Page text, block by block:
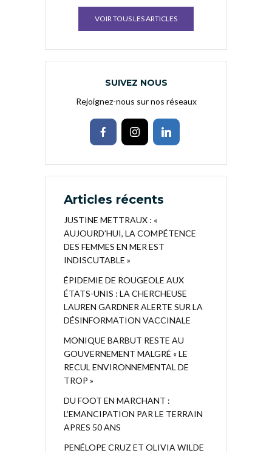
VOIR TOUS LES ARTICLES
SUIVEZ NOUS
Rejoignez-nous sur nos réseaux
Articles récents
JUSTINE METTRAUX : «
AUJOURD’HUI, LA COMPÉTENCE
DES FEMMES EN MER EST
INDISCUTABLE »
ÉPIDEMIE DE ROUGEOLE AUX
ÉTATS-UNIS : LA CHERCHEUSE
LAUREN GARDNER ALERTE SUR LA
DÉSINFORMATION VACCINALE
MONIQUE BARBUT RESTE AU
GOUVERNEMENT MALGRÉ « LE
RECUL ENVIRONNEMENTAL DE
TROP »
DU FOOT EN MARCHANT :
L’EMANCIPATION PAR LE TERRAIN
APRES 50 ANS
PENÉLOPE CRUZ ET OLIVIA WILDE